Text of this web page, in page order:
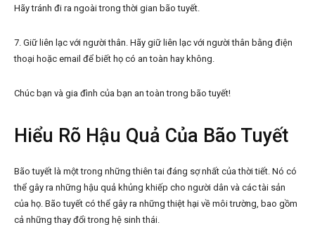
Hãy tránh đi ra ngoài trong thời gian bão tuyết.
7. Giữ liên lạc với người thân. Hãy giữ liên lạc với người thân bằng điện
thoại hoặc email để biết họ có an toàn hay không.
Chúc bạn và gia đình của bạn an toàn trong bão tuyết!
Hiểu Rõ Hậu Quả Của Bão Tuyết
Bão tuyết là một trong những thiên tai đáng sợ nhất của thời tiết. Nó có
thể gây ra những hậu quả khủng khiếp cho người dân và các tài sản
của họ. Bão tuyết có thể gây ra những thiệt hại về môi trường, bao gồm
cả những thay đổi trong hệ sinh thái.